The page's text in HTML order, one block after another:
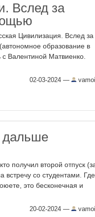
Вслед за
Цивилизация. Вслед за
образование в
Валентиной Матвиенко.
02-03-2024 —
дальше
получил второй отпуск
со студентами. Где
это бесконечная и
20-02-2024 —